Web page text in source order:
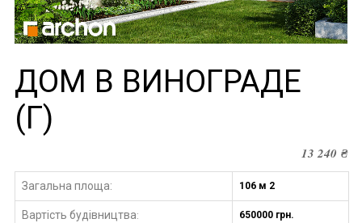
ДОМ В ВИНОГРАДЕ
(Г)
13 240₴
Загальна площа: 106 м 2
Вартість будівництва: 650000 грн.